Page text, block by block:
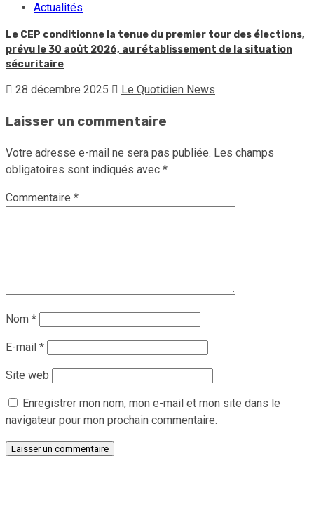
Actualités
Le CEP conditionne la tenue du premier tour des élections,
prévu le 30 août 2026, au rétablissement de la situation
sécuritaire
28 décembre 2025 Le Quotidien News
Laisser un commentaire
Votre adresse e-mail ne sera pas publiée. Les champs
obligatoires sont indiqués avec *
Commentaire *
Nom *
E-mail *
Site web
Enregistrer mon nom, mon e-mail et mon site dans le
navigateur pour mon prochain commentaire.